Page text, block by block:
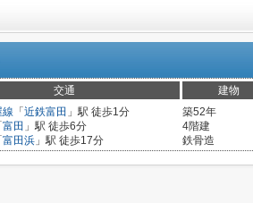
交通 建物
線 「 近鉄富田 」駅 徒歩1分
富田 」駅 徒歩6分
富田浜 」駅 徒歩17分
築52年
4階建
鉄骨造